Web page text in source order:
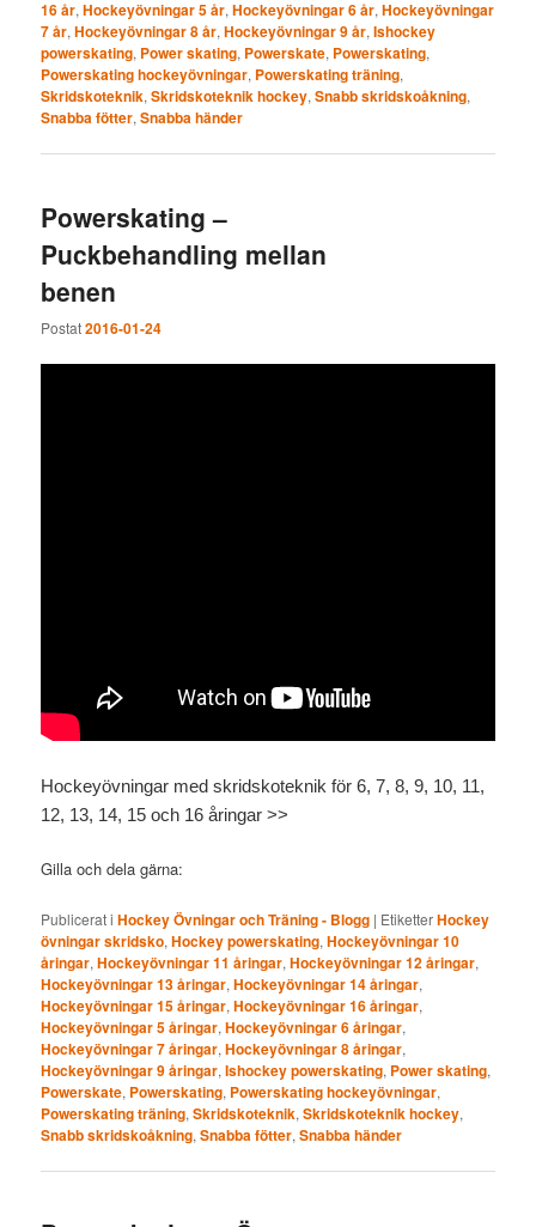
16 år,Hockeyövningar 5 år,Hockeyövningar 6 år,Hockeyövningar
7 år,Hockeyövningar 8 år,Hockeyövningar 9 år,Ishockey
powerskating, Power skating, Powerskate, Powerskating,
Powerskating hockeyövningar, Powerskating träning,
Skridskoteknik,Skridskoteknik hockey,Snabb skridskoåkning,
Snabba fötter,Snabba händer
Powerskating –
Puckbehandling mellan
benen
Postat2016-01-24
Hockeyövningar med skridskoteknik för 6, 7, 8, 9, 10, 11,
12, 13, 14, 15 och 16 åringar >>
Gilla och dela gärna:
Publicerat i Hockey Övningar och Träning - Blogg | EtiketterHockey
övningar skridsko,Hockey powerskating,Hockeyövningar 10
åringar,Hockeyövningar 11 åringar,Hockeyövningar 12 åringar,
Hockeyövningar 13 åringar,Hockeyövningar 14 åringar,
Hockeyövningar 15 åringar,Hockeyövningar 16 åringar,
Hockeyövningar 5 åringar,Hockeyövningar 6 åringar,
Hockeyövningar 7 åringar,Hockeyövningar 8 åringar,
Hockeyövningar 9 åringar,Ishockey powerskating, Power skating,
Powerskate, Powerskating, Powerskating hockeyövningar,
Powerskating träning,Skridskoteknik,Skridskoteknik hockey,
Snabb skridskoåkning,Snabba fötter,Snabba händer